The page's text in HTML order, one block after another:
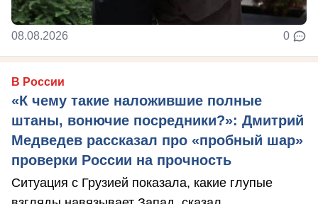
08.08.2026 0
В России
«К чему такие наложившие полные
штаны, вонючие посредники?»: Дмитрий
Медведев рассказал про «пробный шар»
проверки России на прочность
Ситуация с Грузией показала, какие глупые